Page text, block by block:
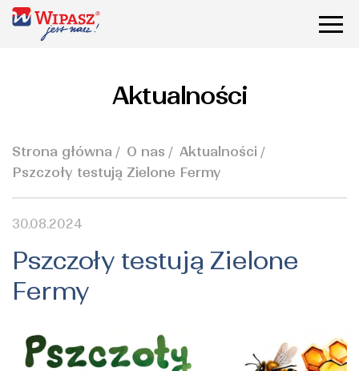
Aktualności
Strona główna O nas
Aktualności
Pszczoły testują Zielone Fermy
30.08.2024
Pszczoły testują Zielone
Fermy